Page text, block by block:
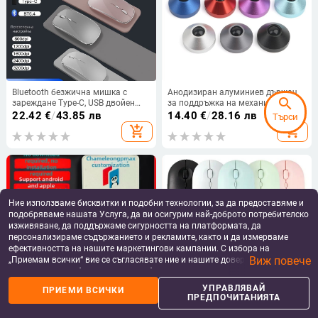
home apps shopping_basket
Кошница
person
Профил
Bluetooth безжична мишка с
зареждане Type-C, USB двойен
приемник, 1600 dpi, тиха,
22.42 €/43.85 лв
add_shopping_cart
Анодизиран алуминиев държач
за поддръжка на механична
клавиатура с метална подложка
14.40 €/28.16 лв
add_shopping_cart
Bluetooth безжична мишка с USB-
C зареждане, Bluetooth 5.2 и
Ние използваме бисквитки и подобни технологии, за да предоставяме и
подобряваме нашата Услуга, да ви осигурим най-доброто потребителско
изживяване, да поддържаме сигурността на платформата, да
персонализираме съдържанието и рекламите, както и да измерваме
ефективността на нашите маркетингови кампании. С избора на
„Приемам всички“ вие се съгласявате ние и нашите доверени партньори
да съхраняваме бисквитки и подобни технологии на вашето устройство
за рекламни и аналитични цели. Можете по всяко време да управлявате
своите предпочитания, като натиснете „Управлявай предпочитанията“.
За повече информация, моля, вижте нашата
Виж повече
ПРИЕМИ ВСИЧКИ
УПРАВЛЯВАЙ
ПРЕДПОЧИТАНИЯТА
search
Търси